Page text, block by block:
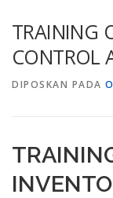
KONTAK KAMI
TRAINING
CONTROL
DIPOSKAN PADA